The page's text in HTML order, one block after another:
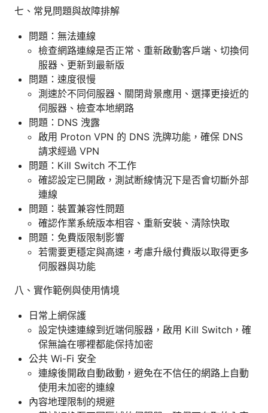
七、常見問題與故障排解
問題：無法連線
檢查網路連線是否正常、重新啟動客戶端、切換伺
服器、更新到最新版
問題：速度很慢
測速於不同伺服器、關閉背景應用、選擇更接近的
伺服器、檢查本地網路
問題：DNS 洩露
啟用 Proton VPN 的 DNS 洗牌功能，確保 DNS
請求經過 VPN
問題：Kill Switch 不工作
確認設定已開啟，測試断線情況下是否會切斷外部
連線
問題：裝置兼容性問題
確認作業系統版本相容、重新安裝、清除快取
問題：免費版限制影響
若需要更穩定與高速，考慮升級付費版以取得更多
伺服器與功能
八、實作範例與使用情境
日常上網保護
設定快速連線到近端伺服器，啟用 Kill Switch，確
保無論在哪裡都能保持加密
公共 Wi-Fi 安全
連線後開啟自動啟動，避免在不信任的網路上自動
使用未加密的連線
內容地理限制的規避